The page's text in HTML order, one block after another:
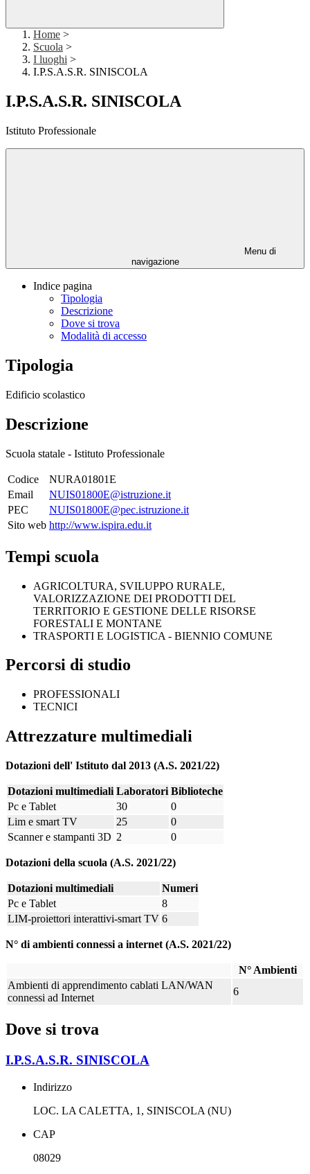
Home >
Scuola >
I luoghi >
I.P.S.A.S.R. SINISCOLA
I.P.S.A.S.R. SINISCOLA
Istituto Professionale
Menu di
navigazione
Indice pagina
Tipologia
Descrizione
Dove si trova
Modalità di accesso
Tipologia
Edificio scolastico
Descrizione
Scuola statale - Istituto Professionale
Codice
NURA01801E
Email
NUIS01800E@istruzione.it
PEC
NUIS01800E@pec.istruzione.it
Sito web http://www.ispira.edu.it
Tempi scuola
AGRICOLTURA, SVILUPPO RURALE,
VALORIZZAZIONE DEI PRODOTTI DEL
TERRITORIO E GESTIONE DELLE RISORSE
FORESTALI E MONTANE
TRASPORTI E LOGISTICA - BIENNIO COMUNE
Percorsi di studio
PROFESSIONALI
TECNICI
Attrezzature multimediali
Dotazioni dell' Istituto dal 2013 (A.S. 2021/22)
Dotazioni multimediali Laboratori Biblioteche
Pc e Tablet
30
0
Lim e smart TV
25
0
Scanner e stampanti 3D 2 0
Dotazioni della scuola (A.S. 2021/22)
Dotazioni multimediali
Numeri
Pc e Tablet
8
LIM-proiettori interattivi-smart TV 6
N° di ambienti connessi a internet (A.S. 2021/22)
N° Ambienti
Ambienti di apprendimento cablati LAN/WAN
connessi ad Internet
6
Dove si trova
I.P.S.A.S.R. SINISCOLA
Indirizzo
LOC. LA CALETTA, 1, SINISCOLA (NU)
CAP
08029